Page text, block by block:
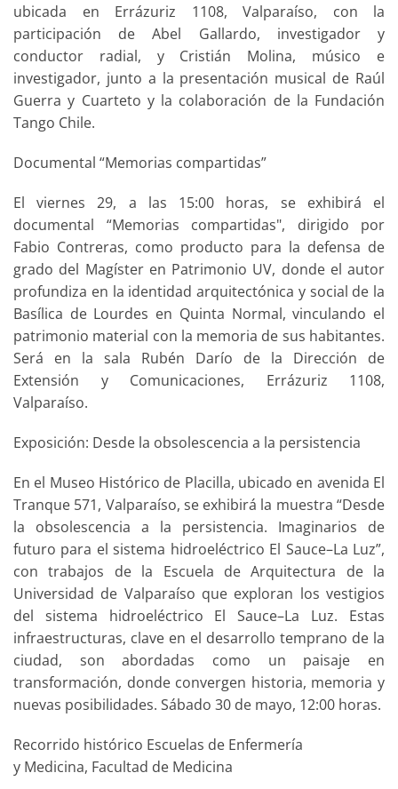
ubicada en Errázuriz 1108, Valparaíso, con la
participación de Abel Gallardo, investigador y
conductor radial, y Cristián Molina, músico e
investigador, junto a la presentación musical de Raúl
Guerra y Cuarteto y la colaboración de la Fundación
Tango Chile.
Documental “Memorias compartidas”
El viernes 29, a las 15:00 horas, se exhibirá el
documental “Memorias compartidas", dirigido por
Fabio Contreras, como producto para la defensa de
grado del Magíster en Patrimonio UV, donde el autor
profundiza en la identidad arquitectónica y social de la
Basílica de Lourdes en Quinta Normal, vinculando el
patrimonio material con la memoria de sus habitantes.
Será en la sala Rubén Darío de la Dirección de
Extensión y Comunicaciones, Errázuriz 1108,
Valparaíso.
Exposición: Desde la obsolescencia a la persistencia
En el Museo Histórico de Placilla, ubicado en avenida El
Tranque 571, Valparaíso, se exhibirá la muestra “Desde
la obsolescencia a la persistencia. Imaginarios de
futuro para el sistema hidroeléctrico El Sauce–La Luz”,
con trabajos de la Escuela de Arquitectura de la
Universidad de Valparaíso que exploran los vestigios
del sistema hidroeléctrico El Sauce–La Luz. Estas
infraestructuras, clave en el desarrollo temprano de la
ciudad, son abordadas como un paisaje en
transformación, donde convergen historia, memoria y
nuevas posibilidades. Sábado 30 de mayo, 12:00 horas.
Recorrido histórico Escuelas de Enfermería
y Medicina, Facultad de Medicina